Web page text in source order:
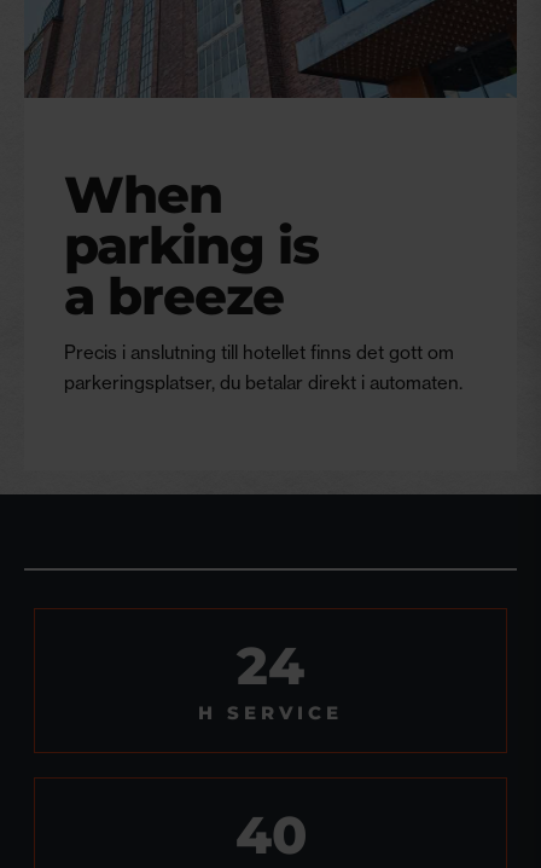
When
parking is
a breeze
Precis i anslutning till hotellet finns det gott om
parkeringsplatser, du betalar direkt i automaten.
24
H SERVICE
40